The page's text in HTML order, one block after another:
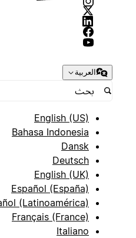
العربية
English (US)
Bahasa Indonesia
Dansk
Deutsch
English (UK)
Español (España)
Español (Latinoamérica)
Français (France)
Italiano